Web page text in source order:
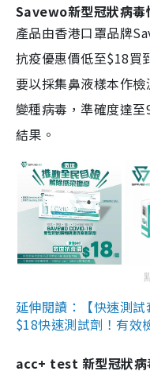
Savewo新型冠狀病毒
產品由香港口罩品牌
抗疫優惠價低至$18買
要以採集鼻液樣本作
變種病毒，準確度達
結果。
延伸閱讀：【快速測
$18快速測試劑！有
acc+ test 新型冠狀病